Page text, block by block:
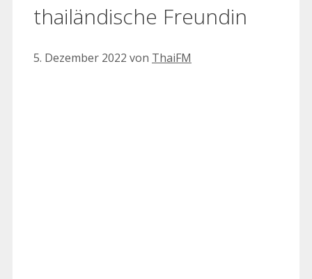
thailändische Freundin
5. Dezember 2022 von ThaiFM